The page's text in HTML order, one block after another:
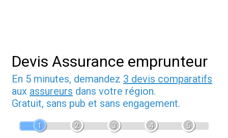
Devis Assurance emprunteur
En 5 minutes, demandez 3 devis comparatifs
aux assureurs dans votre région.
Gratuit, sans pub et sans engagement.
1 2 3 4 5